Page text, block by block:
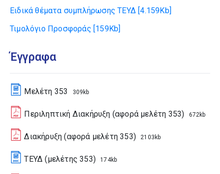
Ειδικά θέματα συμπλήρωσης ΤΕΥΔ [4.159Kb]
Τιμολόγιο Προσφοράς [159Kb]
Έγγραφα
Μελέτη 353 309kb
Περιληπτική Διακήρυξη (αφορά μελέτη 353) 672kb
Διακήρυξη (αφορά μελέτη 353) 2103kb
ΤΕΥΔ (μελέτης 353) 174kb